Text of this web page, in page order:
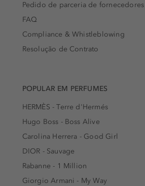
Pedido de parceria de fornecedores
FAQ
Compliance & Whistleblowing
Resolução de Contrato
POPULAR EM PERFUMES
HERMÈS - Terre d'Hermés
Hugo Boss - Boss Alive
Carolina Herrera - Good Girl
DIOR - Sauvage
Rabanne - 1 Million
Giorgio Armani - My Way